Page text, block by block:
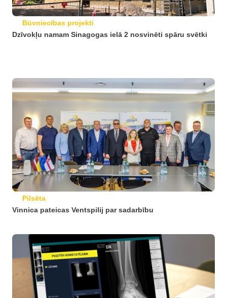
Būvniecības projekti
Dzīvokļu namam Sinagogas ielā 2 nosvinēti spāru svētki
Pilsēta
Vinnica pateicas Ventspilij par sadarbību